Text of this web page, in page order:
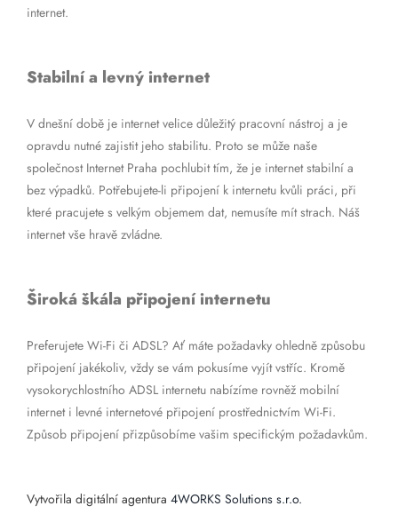
internet.
Stabilní a levný internet
V dnešní době je internet velice důležitý pracovní nástroj a je
opravdu nutné zajistit jeho stabilitu. Proto se může naše
společnost Internet Praha pochlubit tím, že je internet stabilní a
bez výpadků. Potřebujete-li připojení k internetu kvůli práci, při
které pracujete s velkým objemem dat, nemusíte mít strach. Náš
internet vše hravě zvládne.
Široká škála připojení internetu
Preferujete Wi-Fi či ADSL? Ať máte požadavky ohledně způsobu
připojení jakékoliv, vždy se vám pokusíme vyjít vstříc. Kromě
vysokorychlostního ADSL internetu nabízíme rovněž mobilní
internet i levné internetové připojení prostřednictvím Wi-Fi.
Způsob připojení přizpůsobíme vašim specifickým požadavkům.
Vytvořila digitální agentura 4WORKS Solutions s.r.o.